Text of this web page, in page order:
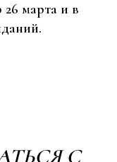
марта и в
С